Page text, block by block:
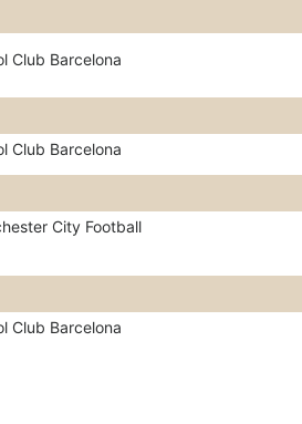
Club Barcelona
Club Barcelona
City Football
Club Barcelona